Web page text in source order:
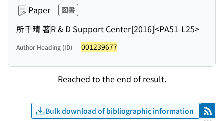
Paper 図書
所千晴 著R & D Support Center[2016]<PA51-L25>
Author Heading (ID) 001239677
Reached to the end of result.
Bulk download of bibliographic information RSS